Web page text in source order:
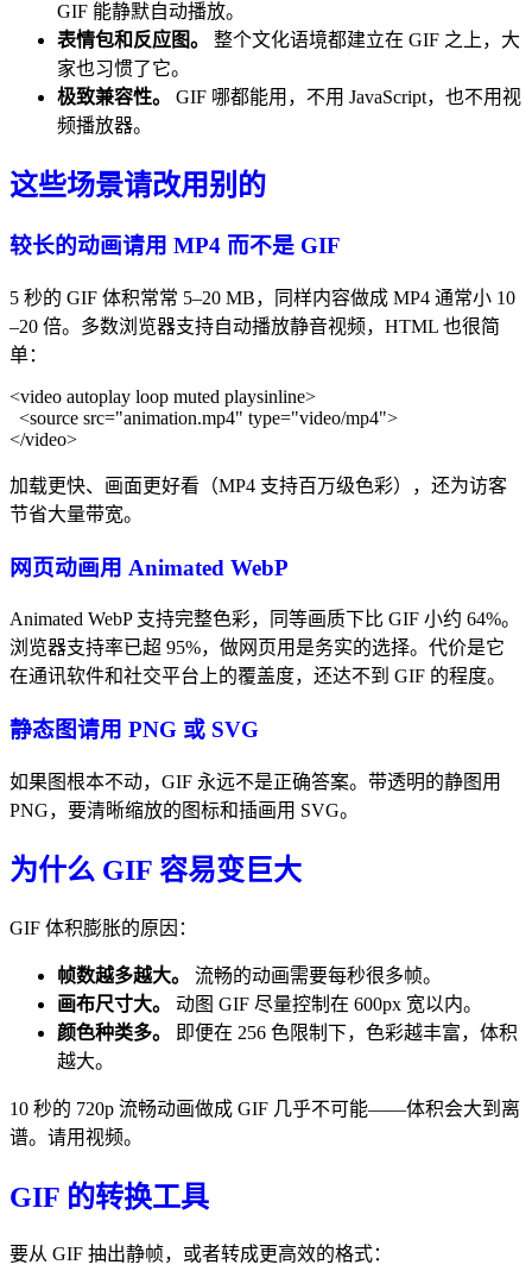
GIF 能静默自动播放。
表情包和反应图。
整个文化语境都建立在 GIF 之上，大
家也习惯了它。
极致兼容性。
GIF 哪都能用，不用 JavaScript，也不用视
频播放器。
这些场景请改用别的
较长的动画请用 MP4 而不是 GIF
5 秒的 GIF 体积常常 5–20 MB，同样内容做成 MP4 通常小 10
–20 倍。多数浏览器支持自动播放静音视频，HTML 也很简
单：
<video autoplay loop muted playsinline>
  <source src="animation.mp4" type="video/mp4">
加载更快、画面更好看（MP4 支持百万级色彩），还为访客
节省大量带宽。
网页动画用 Animated WebP
Animated WebP 支持完整色彩，同等画质下比 GIF 小约 64%。
浏览器支持率已超 95%，做网页用是务实的选择。代价是它
在通讯软件和社交平台上的覆盖度，还达不到 GIF 的程度。
静态图请用 PNG 或 SVG
如果图根本不动，GIF 永远不是正确答案。带透明的静图用
PNG，要清晰缩放的图标和插画用 SVG。
为什么 GIF 容易变巨大
GIF 体积膨胀的原因：
帧数越多越大。
流畅的动画需要每秒很多帧。
画布尺寸大。
动图 GIF 尽量控制在 600px 宽以内。
颜色种类多。
即便在 256 色限制下，色彩越丰富，体积
越大。
10 秒的 720p 流畅动画做成 GIF 几乎不可能——体积会大到离
谱。请用视频。
GIF 的转换工具
要从 GIF 抽出静帧，或者转成更高效的格式：